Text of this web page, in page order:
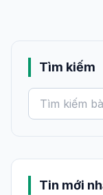
Tìm kiếm
Tin mới